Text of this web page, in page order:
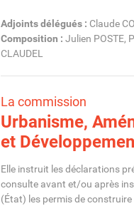
Adjoints délégués : Claude
Composition : Julien POSTE,
CLAUDEL
La commission
Urbanisme,
et
Elle instruit les déclarations
consulte avant et/ou après
(État) les permis de construire